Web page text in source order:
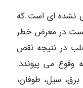
نشده ای است که
در معرض خطر
در نتیجه نقص
وقوع می پیوندد.
برق، سیل، طوفان،